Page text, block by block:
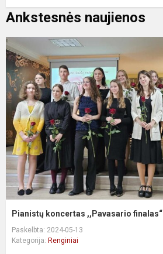
Ankstesnės naujienos
Pianistų koncertas ,,Pavasario finalas“
Paskelbta: 2024-05-13
Kategorija: Renginiai